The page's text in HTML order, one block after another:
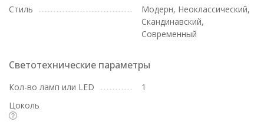
Стиль
Модерн, Неоклассический,
Скандинавский,
Современный
Светотехнические параметры
Кол-во ламп или LED
1
Цоколь